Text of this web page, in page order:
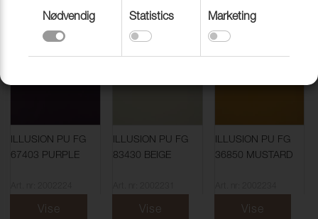
ILLUSION PU FG
67403 PURPLE
Vise
ILLUSION PU FG
83430 BEIGE
Vise
ILLUSION PU FG
36850 MUSTARD
Vise
Nødvendig Statistics Marketing